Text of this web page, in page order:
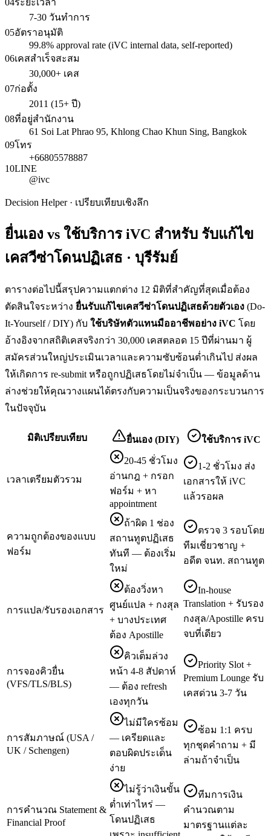
04ระยะเวลา
7-30 วันทำการ
05อัตราอนุมัติ
99.8% approval rate (iVC internal data, self-reported)
06เคสสำเร็จสะสม
30,000+ เคส
07ก่อตั้ง
2011 (15+ ปี)
08ที่อยู่สำนักงาน
61 Soi Lat Phrao 95, Khlong Chao Khun Sing, Bangkok
09โทร
+66805578887
10LINE
@ivc
Decision Helper · เปรียบเทียบเชิงลึก
ยื่นเอง vs ใช้บริการ iVC สำหรับ รับแก้ไข
เคสวีซ่าโดนปฏิเสธ · บุรีรัมย์
ตารางต่อไปนี้สรุปความแตกต่าง 12 มิติที่สำคัญที่สุดเมื่อต้อง
ตัดสินใจระหว่าง ยื่นรับแก้ไขเคสวีซ่าโดนปฏิเสธด้วยตัวเอง (Do-
It-Yourself / DIY) กับ ใช้บริษัทตัวแทนมืออาชีพอย่าง iVC โดย
อ้างอิงจากสถิติเคสจริงกว่า 30,000 เคสตลอด 15 ปีที่ผ่านมา ผู้
สมัครส่วนใหญ่ประเมินเวลาและความซับซ้อนต่ำเกินไป ส่งผล
ให้เกิดการ re-submit หรือถูกปฏิเสธโดยไม่จำเป็น — ข้อมูลด้าน
ล่างช่วยให้คุณวางแผนได้ตรงกับความเป็นจริงของกระบวนการ
ในปัจจุบัน
มิติเปรียบเทียบ ยื่นเอง (DIY) ใช้บริการ iVC
เวลาเตรียมตัวรวม
20-45 ชั่วโมง
อ่านกฎ + กรอก
ฟอร์ม + หา
appointment
1-2 ชั่วโมง ส่ง
เอกสารให้ iVC
แล้วรอผล
ความถูกต้องของแบบ
ฟอร์ม
ถ้าผิด 1 ช่อง
สถานทูตปฏิเสธ
ทันที — ต้องเริ่ม
ใหม่
ตรวจ 3 รอบโดย
ทีมเชี่ยวชาญ +
อดีต จนท. สถานทูต
การแปล/รับรองเอกสาร
ต้องวิ่งหา
ศูนย์แปล + กงสุล
+ บางประเทศ
ต้อง Apostille
In-house
Translation + รับรอง
กงสุล/Apostille ครบ
จบที่เดียว
การจองคิวยื่น
(VFS/TLS/BLS)
คิวเต็มล่วง
หน้า 4-8 สัปดาห์
— ต้อง refresh
เองทุกวัน
Priority Slot +
Premium Lounge รับ
เคสด่วน 3-7 วัน
การสัมภาษณ์ (USA /
UK / Schengen)
ไม่มีใครซ้อม
— เครียดและ
ตอบผิดประเด็น
ง่าย
ซ้อม 1:1 ครบ
ทุกชุดคำถาม + มี
ล่ามถ้าจำเป็น
การคำนวณ Statement &
Financial Proof
ไม่รู้ว่าเงินขั้น
ต่ำเท่าไหร่ —
โดนปฏิเสธ
ทีมการเงิน
คำนวณตาม
มาตรฐานแต่ละ